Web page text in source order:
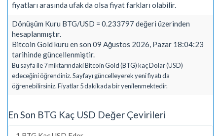
fiyatları arasında ufak da olsa fiyat farkları olabilir.
Dönüşüm Kuru BTG/USD = 0.233797 değeri üzerinden
hesaplanmıştır.
Bitcoin Gold kuru en son 09 Ağustos 2026, Pazar 18:04:23
tarihinde güncellenmiştir.
Bu sayfa ile 7 miktarındaki Bitcoin Gold (BTG) kaç Dolar (USD)
edeceğini öğrendiniz. Sayfayı güncelleyerek yeni fiyatı da
öğrenebilirsiniz. Fiyatlar 5 dakikada bir yenilenmektedir.
En Son BTG Kaç USD Değer Çevirileri